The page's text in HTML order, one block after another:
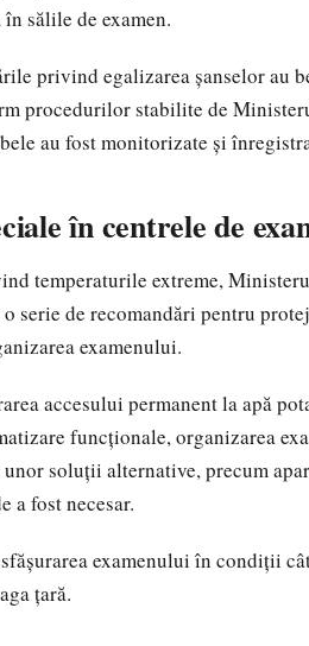
sălile de examen.
privind egalizarea șanselor au
procedurilor stabilite de
au fost monitorizate și
în centrele de
temperaturile extreme,
serie de recomandări pentru
examenului.
accesului permanent la apă
funcționale, organizarea
soluții alternative, precum
a fost necesar.
examenului în condiții
țară.